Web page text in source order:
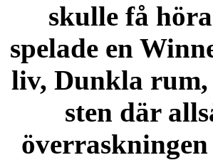
skulle få
spelade en
liv, Dunkla
sten där